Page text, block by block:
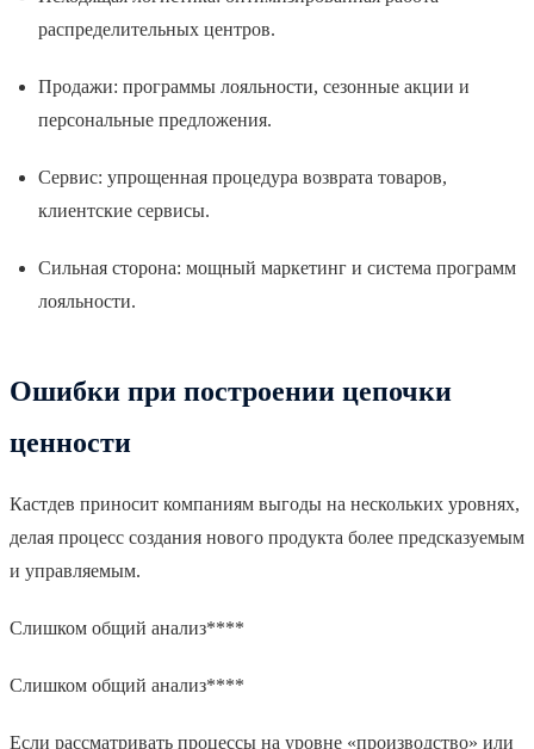
распределительных центров.
Продажи: программы лояльности, сезонные акции и
персональные предложения.
Сервис: упрощенная процедура возврата товаров,
клиентские сервисы.
Сильная сторона: мощный маркетинг и система программ
лояльности.
Ошибки при построении цепочки
ценности
Кастдев приносит компаниям выгоды на нескольких уровнях,
делая процесс создания нового продукта более предсказуемым
и управляемым.
Слишком общий анализ****
Слишком общий анализ****
Если рассматривать процессы на уровне «производство» или